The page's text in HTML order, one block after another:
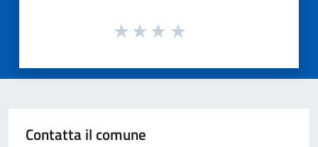
Contatta il comune